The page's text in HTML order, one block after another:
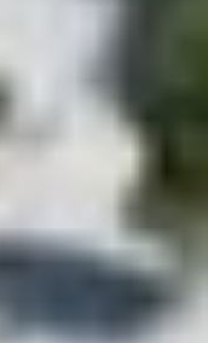
λεπτή, μακριά μύτη
του μήκους του
του ωστικού
στο μέσο
καμερών και
γνωστό ως
τηNASA, το